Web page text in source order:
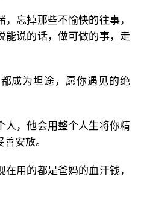
忘掉那些不愉快的往事，
能说的话，做可做的事，走
成为坦途，愿你遇见的绝
人，他会用整个人生将你精
安放。
用的都是爸妈的血汗钱，